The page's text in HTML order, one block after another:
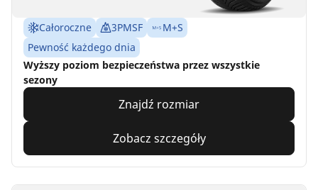
Całoroczne 3PMSF
M+S
Pewność każdego dnia
Wyższy poziom bezpieczeństwa przez wszystkie
sezony
Znajdź rozmiar
Zobacz szczegóły